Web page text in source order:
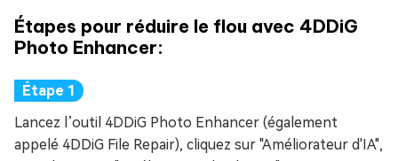
Étapes pour réduire le flou avec 4DDiG
Photo Enhancer:
Lancez l’outil 4DDiG Photo Enhancer (également
appelé 4DDiG File Repair), cliquez sur "Améliorateur d'IA",